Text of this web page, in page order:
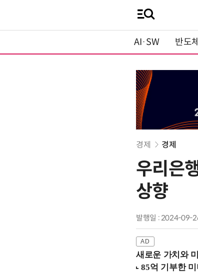
AI·SW 반도체
경제 경제
우리은
상향
발행일 : 2024-09-
새로운 가치와